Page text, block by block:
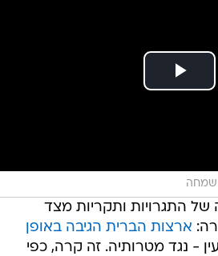
שמחה
התגרויות ותקריות מצד
ארצות הברית הגיבה באופן
- נגד מטרותיה. זה קרה, כפי